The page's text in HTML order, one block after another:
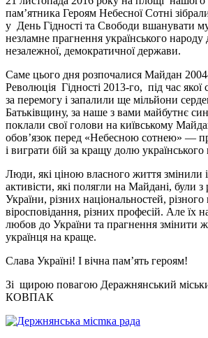
пам’ятника Героям Небесної Сотні
у День Гідності та Свободи вшанувати
незламне прагнення українського народу
незалежної, демократичної держави.
Саме цього дня розпочалися Майдан
Революція Гідності 2013-го, під час якої
за перемогу і запалили ще мільйони
Батьківщину, за наше з вами майбутнє
поклали свої голови на київському
обов’язок перед «Небесною сотнею» —
і виграти бій за кращу долю українського
Люди, які ціною власного життя змінили
активісти, які полягли на Майдані, були з
України, різних національностей, різного
віросповідання, різних професій. Але їх
любов до України та прагнення змінити
українця на краще.
Слава Україні! І вічна пам’ять героям!
Зі щирою повагою Деражнянський
КОВПАК